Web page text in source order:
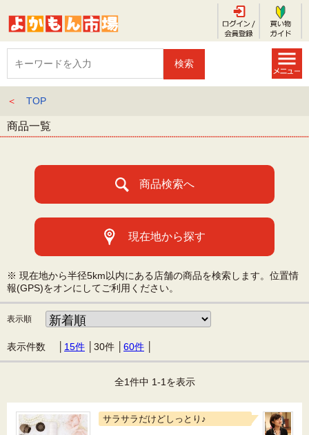
＜ TOP
商品一覧
商品検索へ
現在地から探す
※ 現在地から半径5km以内にある店舗の商品を検索します。位置情
報(GPS)をオンにしてご利用ください。
表示順
表示件数 │ 15件 30件 60件
全1件中 1-1を表示
サラサラだけどしっとり♪